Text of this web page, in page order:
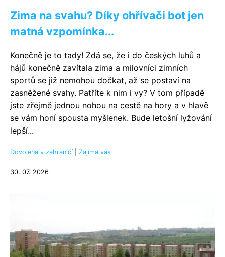
Zima na svahu? Díky ohřívači bot jen
matná vzpomínka...
Konečně je to tady! Zdá se, že i do českých luhů a
hájů konečně zavítala zima a milovníci zimních
sportů se již nemohou dočkat, až se postaví na
zasněžené svahy. Patříte k nim i vy? V tom případě
jste zřejmě jednou nohou na cestě na hory a v hlavě
se vám honí spousta myšlenek. Bude letošní lyžování
lepší...
Dovolená v zahraničí Zajímá vás
30. 07. 2026